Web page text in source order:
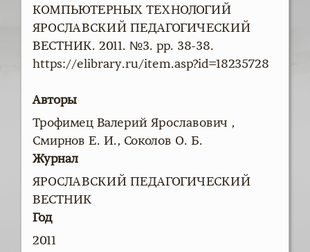
КОМПЬЮТЕРНЫХ ТЕХНОЛОГИЙ
ЯРОСЛАВСКИЙ ПЕДАГОГИЧЕСКИЙ
ВЕСТНИК. 2011. №3. pp. 38-38.
https://elibrary.ru/item.asp?id=18235728
Авторы
Трофимец Валерий Ярославович ,
Смирнов Е. И., Соколов О. Б.
Журнал
ЯРОСЛАВСКИЙ ПЕДАГОГИЧЕСКИЙ
ВЕСТНИК
Год
2011